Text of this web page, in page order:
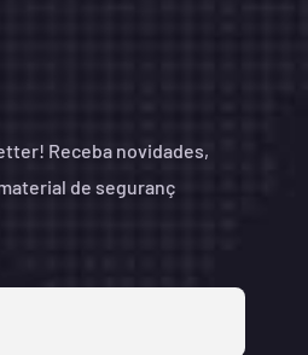
Receba novidades,
de seguranç